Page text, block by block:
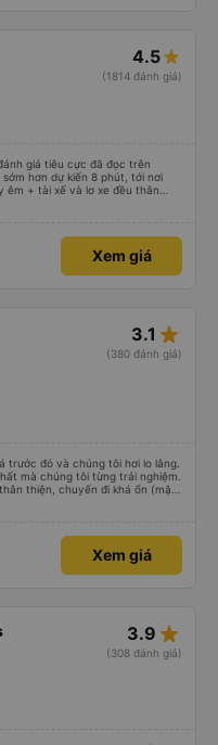
4.5
(1814 đánh giá)
giá tiêu cực đã đọc trên
hơn dự kiến 8 phút, tới nơi
lắm nhưng cá nhân mình
hay ở đây
loa báo là dừng 30p nhưng thực
đông đủ. tóm lại thì lần đầu đi
Xem giá
3.1 star_rate
(380 đánh giá)
trước đó và chúng tôi hơi lo lắng.
mà chúng tôi từng trải nghiệm.
thiện, chuyến đi khá ổn (mặc
Nam ^^), và chỗ ngồi thoải
Xem giá
3.9 star_rate
(308 đánh giá)